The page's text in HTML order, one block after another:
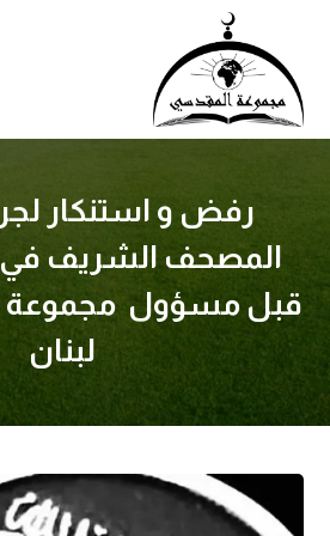
رفض و استنكار
المصحف الشريف
قبل مسؤول مجموعة
لبنان